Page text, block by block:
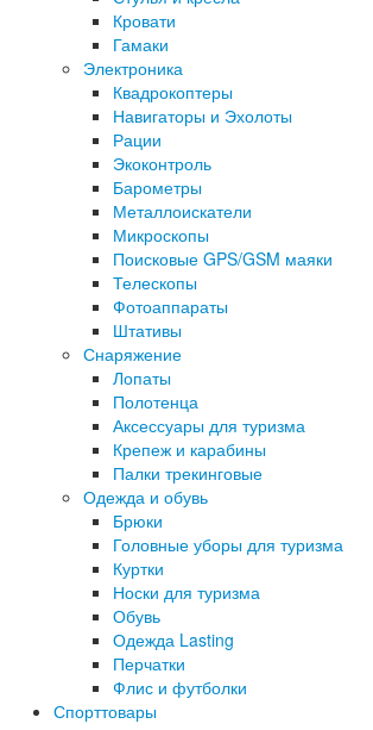
Кровати
Гамаки
Электроника
Квадрокоптеры
Навигаторы и Эхолоты
Рации
Экоконтроль
Барометры
Металлоискатели
Микроскопы
Поисковые GPS/GSM маяки
Телескопы
Фотоаппараты
Штативы
Снаряжение
Лопаты
Полотенца
Аксессуары для туризма
Крепеж и карабины
Палки трекинговые
Одежда и обувь
Брюки
Головные уборы для туризма
Куртки
Носки для туризма
Обувь
Одежда Lasting
Перчатки
Флис и футболки
Спорттовары